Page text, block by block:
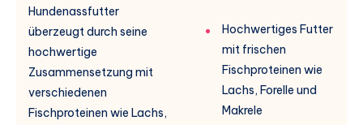
Hundenassfutter
überzeugt durch seine
hochwertige
Zusammensetzung mit
verschiedenen
Fischproteinen wie Lachs,
Hochwertiges Futter
mit frischen
Fischproteinen wie
Lachs, Forelle und
Makrele